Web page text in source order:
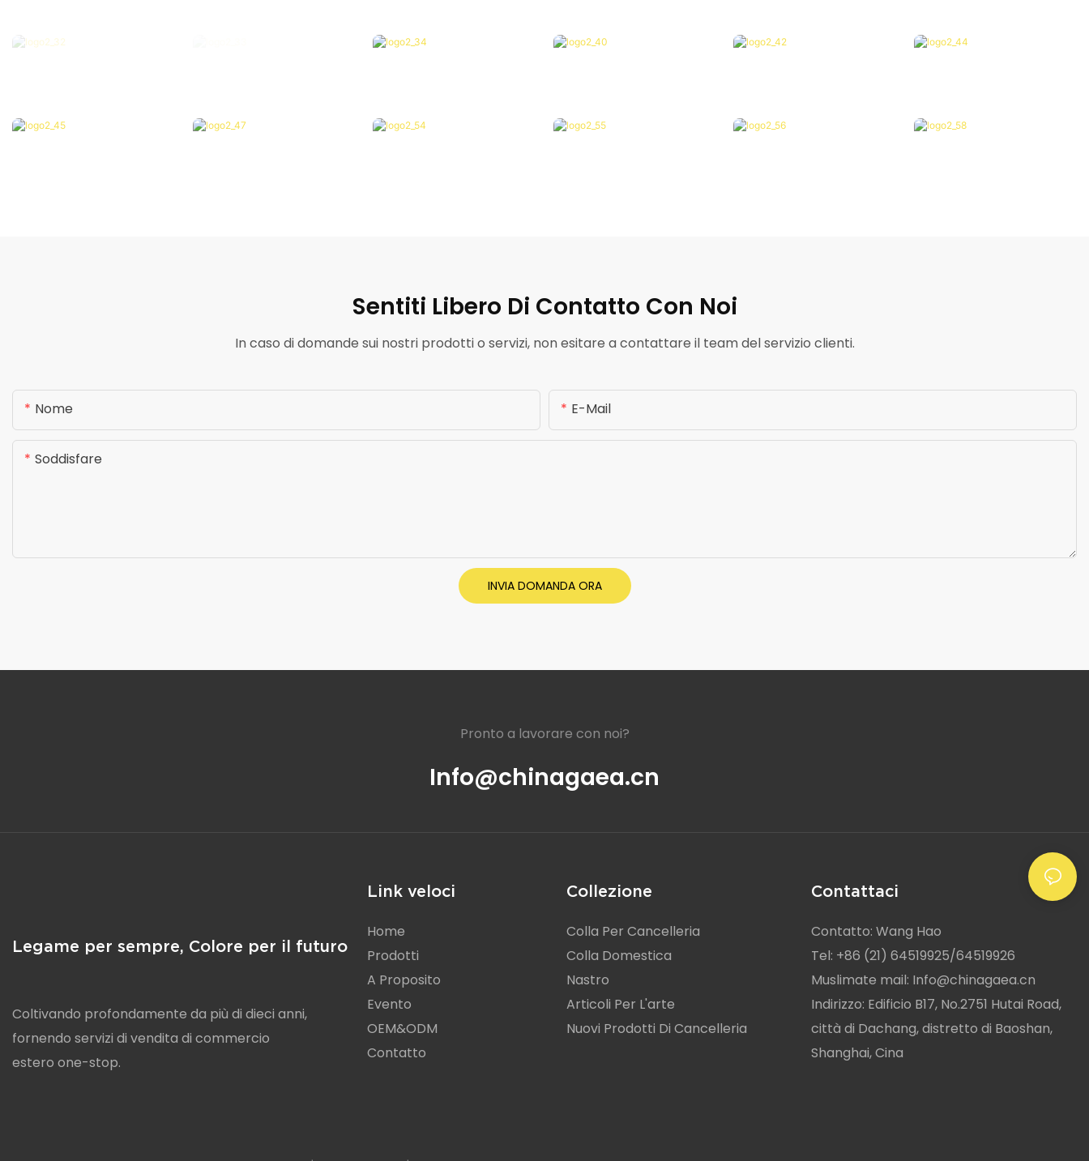
Sentiti Libero Di Contatto Con Noi
In caso di domande sui nostri prodotti o servizi, non esitare a contattare il team del servizio clienti.
Nome E-Mail
Soddisfare
INVIA DOMANDA ORA
Pronto a lavorare con noi?
Info@chinagaea.cn
Coltivando profondamente da più di dieci anni,
fornendo servizi di vendita di commercio
estero one-stop.
Link veloci
Home
Prodotti
A Proposito
Evento
OEM&ODM
Contatto
Collezione
Colla Per Cancelleria
Colla Domestica
Nastro
Articoli Per L'arte
Nuovi Prodotti Di Cancelleria
Contattaci
Contatto: Wang Hao
Tel: +86 (21) 64519925/64519926
Muslimate mail: Info@chinagaea.cn
Indirizzo: Edificio B17, No.2751 Hutai Road,
città di Dachang, distretto di Baoshan,
Shanghai, Cina